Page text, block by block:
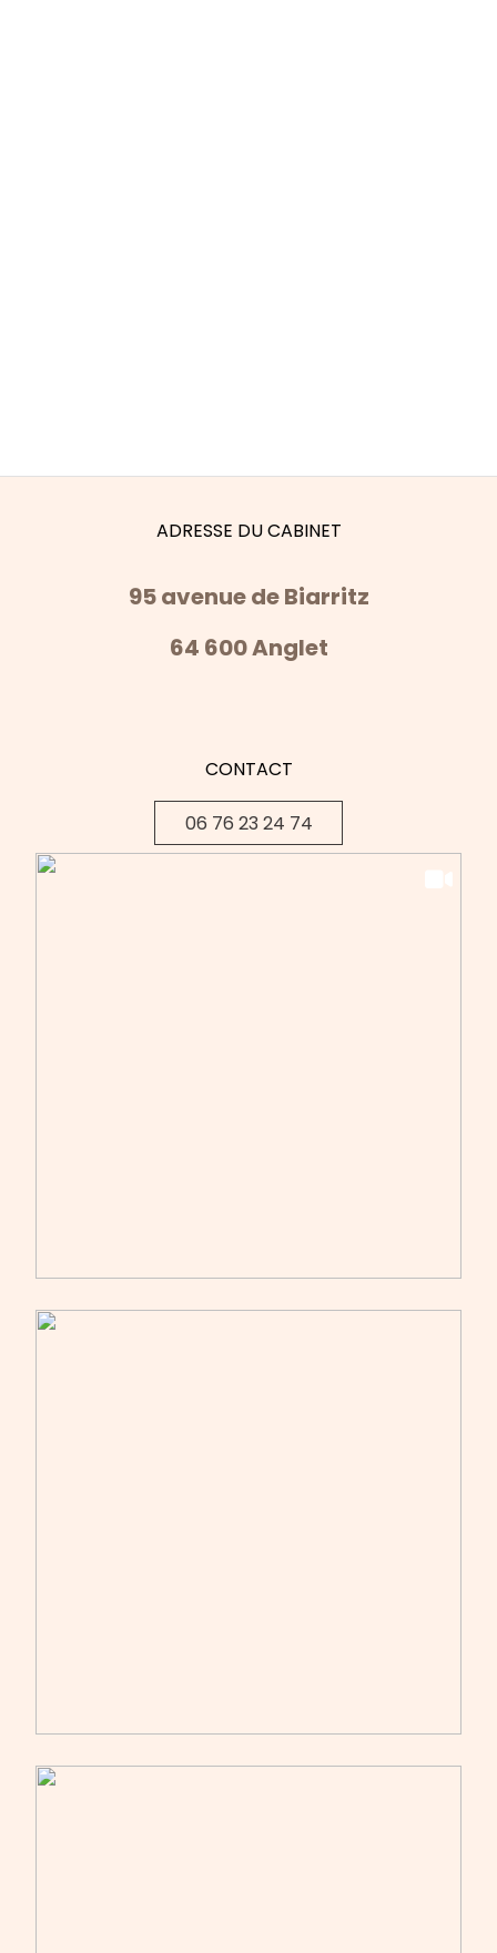
ADRESSE DU CABINET
95 avenue de Biarritz
64 600 Anglet
CONTACT
06 76 23 24 74